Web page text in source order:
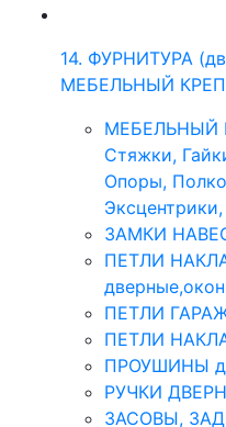
14. ФУРНИТУРА
МЕБЕЛЬНЫЙ
МЕБЕЛЬНЫЙ
Стяжки,
Опоры,
ЗАМКИ
ПЕТЛИ
ПЕТЛИ
ПЕТЛИ
ПРОУШИНЫ
РУЧКИ
ЗАСОВЫ,